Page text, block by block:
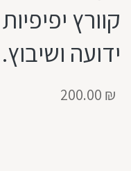
קוורץ
ידועה
200.00 ₪